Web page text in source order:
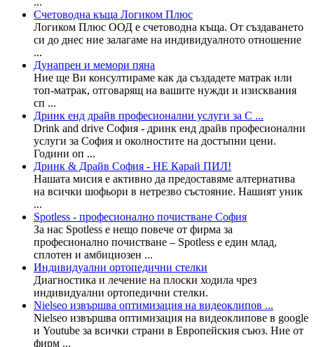
Счетоводна къща Логиком Плюс
Логиком Плюс ООД е счетоводна къща. От създаването
си до днес ние залагаме на индивидуалното отношение
...
Дунапрен и мемори пяна
Ние ще Ви консултираме как да създадете матрак или
топ-матрак, отговарящ на вашите нужди и изисквания
сп ...
Дринк енд драйв професионални услуги за С ...
Drink and drive София - дринк енд драйв професионални
услуги за София и околностите на достъпни цени.
Години оп ...
Дринк & Драйв София - НЕ Карай ПИЛ!
Нашата мисия е активно да предоставяме алтернатива
на всички шофьори в нетрезво състояние. Нашият уник
...
Spotless - професионално почистване София
За нас Spotless е нещо повече от фирма за
професионално почистване – Spotless е един млад,
сплотен и амбициозен ...
Индивидуални ортопедични стелки
Диагностика и лечение на плоски ходила чрез
индивидуални ортопедични стелки.
Nielseo извършва оптимизация на видеоклипов ...
Nielseo извършва оптимизация на видеоклипове в google
и Youtube за всички страни в Европейския съюз. Ние от
фирм ...